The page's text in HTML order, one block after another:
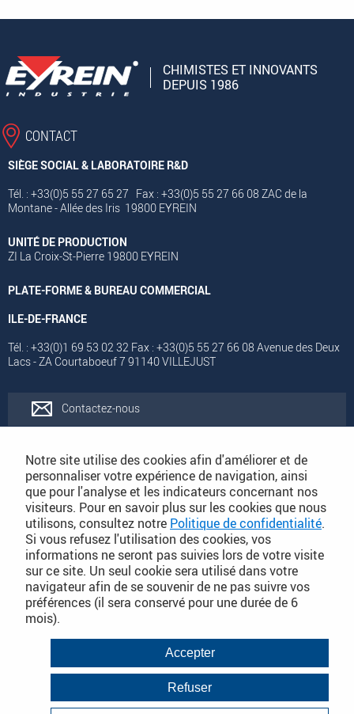
CHIMISTES ET INNOVANTS
DEPUIS 1986
CONTACT
SIÈGE SOCIAL & LABORATOIRE R&D
Tél. : +33(0)5 55 27 65 27 Fax : +33(0)5 55 27 66 08 ZAC de la
Montane - Allée des Iris 19800 EYREIN
UNITÉ DE PRODUCTION
ZI La Croix-St-Pierre 19800 EYREIN
PLATE-FORME & BUREAU COMMERCIAL
ILE-DE-FRANCE
Tél. : +33(0)1 69 53 02 32 Fax : +33(0)5 55 27 66 08 Avenue des Deux
Lacs - ZA Courtaboeuf 7 91140 VILLEJUST
Contactez-nous
Catalogues
Conditions Générales de Vente
PLAN DU SITE DÉTAILLÉ
Conditions Générales de Vente
Mentions légales
Politique de Confidentialité
Notre site utilise des cookies afin d'améliorer et de
personnaliser votre expérience de navigation, ainsi
que pour l'analyse et les indicateurs concernant nos
visiteurs. Pour en savoir plus sur les cookies que nous
utilisons, consultez notre Politique de confidentialité.
Si vous refusez l'utilisation des cookies, vos
informations ne seront pas suivies lors de votre visite
sur ce site. Un seul cookie sera utilisé dans votre
navigateur afin de se souvenir de ne pas suivre vos
préférences (il sera conservé pour une durée de 6
mois).
Accepter
Refuser